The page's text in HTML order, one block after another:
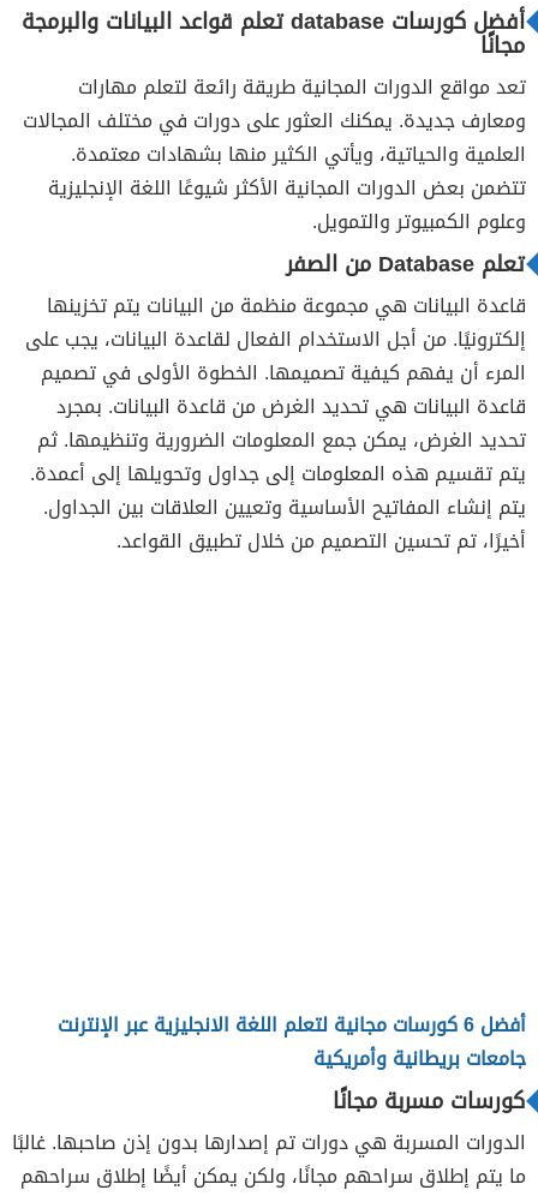
أفضل كورسات database تعلم قواعد البيانات والبرمجة
مجانًا
تعد مواقع الدورات المجانية طريقة رائعة لتعلم مهارات
ومعارف جديدة. يمكنك العثور على دورات في مختلف المجالات
العلمية والحياتية، ويأتي الكثير منها بشهادات معتمدة.
تتضمن بعض الدورات المجانية الأكثر شيوعًا اللغة الإنجليزية
وعلوم الكمبيوتر والتمويل.
تعلم Database من الصفر
قاعدة البيانات هي مجموعة منظمة من البيانات يتم تخزينها
إلكترونيًا. من أجل الاستخدام الفعال لقاعدة البيانات، يجب على
المرء أن يفهم كيفية تصميمها. الخطوة الأولى في تصميم
قاعدة البيانات هي تحديد الغرض من قاعدة البيانات. بمجرد
تحديد الغرض، يمكن جمع المعلومات الضرورية وتنظيمها. ثم
يتم تقسيم هذه المعلومات إلى جداول وتحويلها إلى أعمدة.
يتم إنشاء المفاتيح الأساسية وتعيين العلاقات بين الجداول.
أخيرًا، تم تحسين التصميم من خلال تطبيق القواعد.
أفضل 6 كورسات مجانية لتعلم اللغة الانجليزية عبر الإنترنت
جامعات بريطانية وأمريكية
كورسات مسربة مجانًا
الدورات المسربة هي دورات تم إصدارها بدون إذن صاحبها. غالبًا
ما يتم إطلاق سراحهم مجانًا، ولكن يمكن أيضًا إطلاق سراحهم